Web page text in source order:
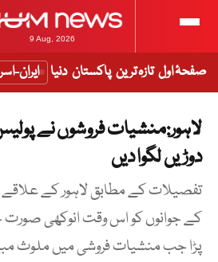
9 Aug, 2026
صفحۂ اول تازہ ترین پاکستان دنیا ایران-
لاہور:منشیات فروشوں نے
دوڑیں لگوا دیں
تفصیلات کے مطابق لاہور کے
کے جوانوں کو اس وقت انوکھی صورت
پڑا جب منشیات فروشی میں ملوث